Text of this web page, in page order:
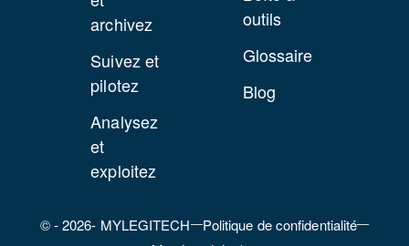
archivez
Suivez et
pilotez
Analysez
et
exploitez
outils
Glossaire
Blog
© - 2026- MYLEGITECH
Politique de confidentialité